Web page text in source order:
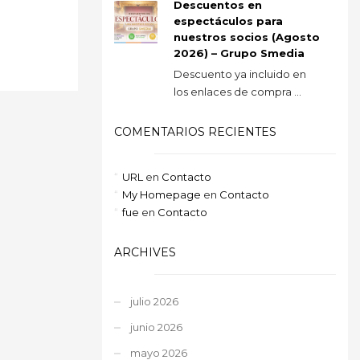
Descuentos en
espectáculos para
nuestros socios (Agosto
2026) – Grupo Smedia
Descuento ya incluido en
los enlaces de compra ...
COMENTARIOS RECIENTES
URL en Contacto
My Homepage en Contacto
fue en Contacto
ARCHIVES
julio 2026
junio 2026
mayo 2026